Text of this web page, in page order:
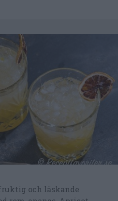
och läskande